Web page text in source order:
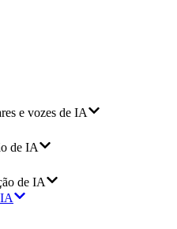
e vozes de IA
de IA
de IA